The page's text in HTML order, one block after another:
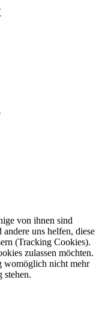
von ihnen sind
uns helfen, diese
(Tracking Cookies).
zulassen möchten.
womöglich nicht mehr
stehen.